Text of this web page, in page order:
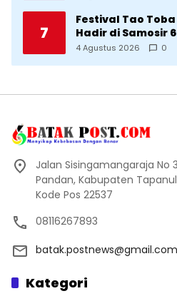
7
Festival Tao
Hadir di Samosir
Datang Saksikan
4 Agustus 2026 0
Jalan Sisingamangaraja No
Pandan, Kabupaten
Kode Pos 22537
08116267893
batak.postnews@gmail.com
Kategori